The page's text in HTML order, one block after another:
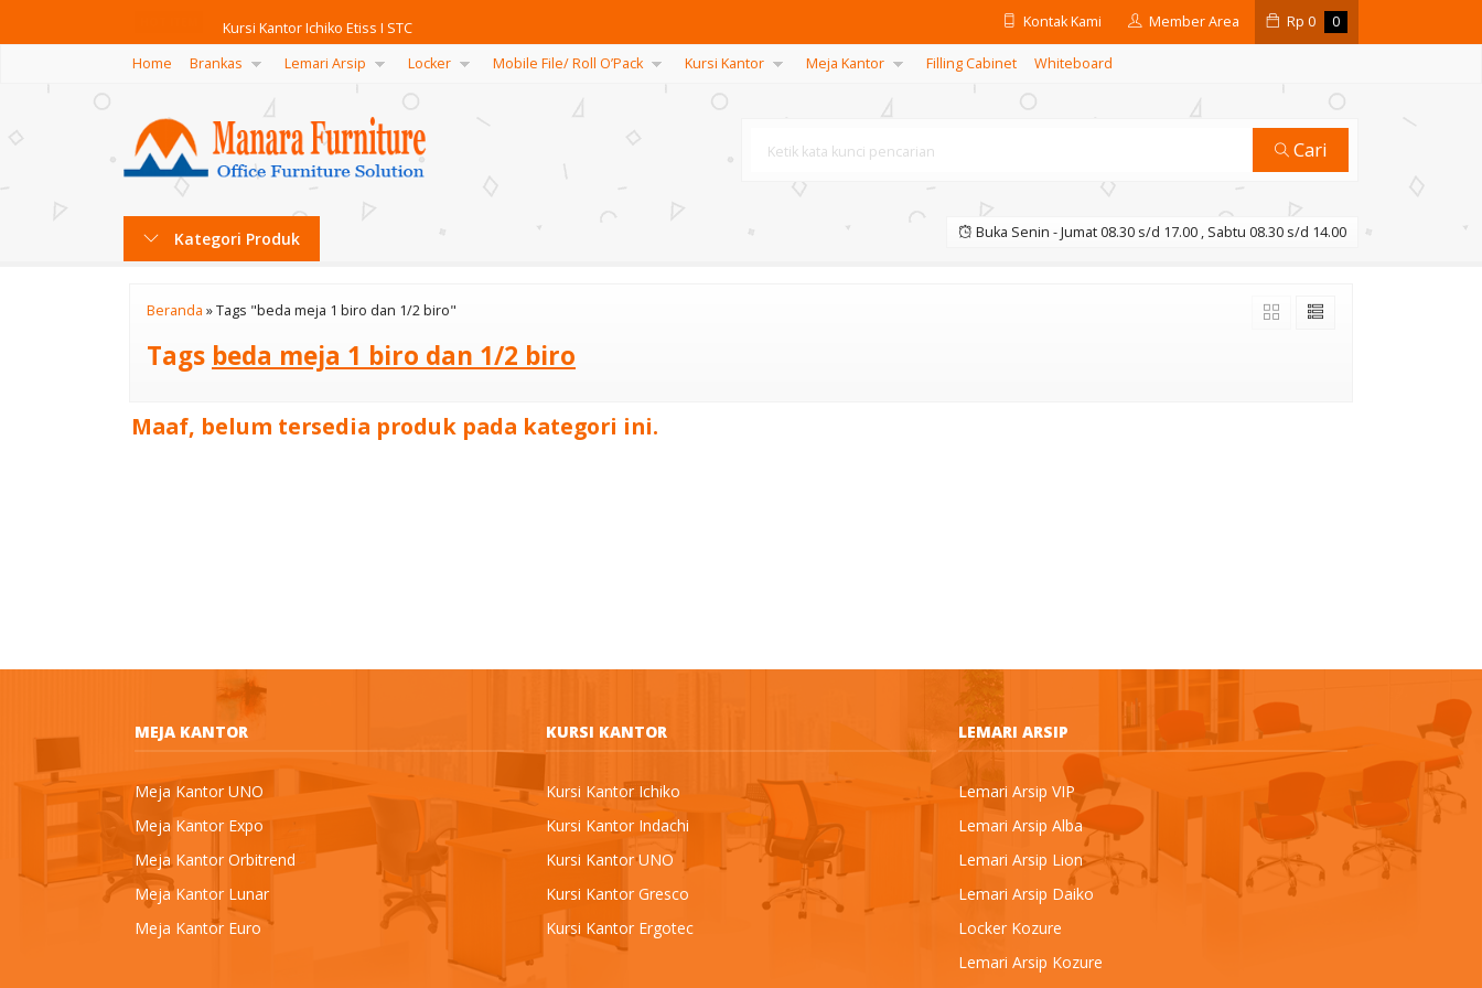
Kursi Kantor Ichiko Etiss I STC
Kursi Kantor Ichiko Star II C TC
Kursi Kantor Ichiko IC 604
Kursi Kantor Indachi Formos II New
Meja VIP MM-01
Kontak Kami Member Area Rp 0 0
Home Brankas Lemari Arsip Locker Mobile File/ Roll O’Pack Kursi Kantor Meja Kantor Filling Cabinet Whiteboard
Cari
Kategori Produk Buka Senin - Jumat 08.30 s/d 17.00 , Sabtu 08.30 s/d 14.00
Beranda »Tags "beda meja 1 biro dan 1/2 biro"
Tags beda meja 1 biro dan 1/2 biro
Maaf, belum tersedia produk pada kategori ini.
MEJA KANTOR
Meja Kantor UNO
Meja Kantor Expo
Meja Kantor Orbitrend
Meja Kantor Lunar
Meja Kantor Euro
KURSI KANTOR
Kursi Kantor Ichiko
Kursi Kantor Indachi
Kursi Kantor UNO
Kursi Kantor Gresco
Kursi Kantor Ergotec
LEMARI ARSIP
Lemari Arsip VIP
Lemari Arsip Alba
Lemari Arsip Lion
Lemari Arsip Daiko
Locker Kozure
Lemari Arsip Kozure